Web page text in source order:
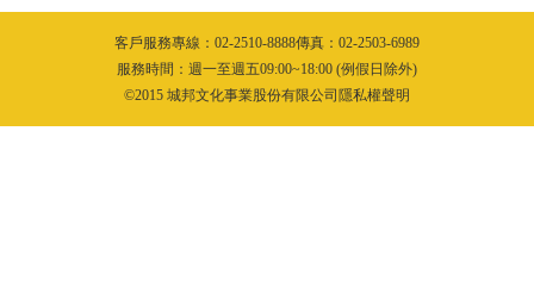
客戶服務專線：02-2510-8888傳真：02-2503-6989
服務時間：週一至週五09:00~18:00 (例假日除外)
©2015 城邦文化事業股份有限公司隱私權聲明